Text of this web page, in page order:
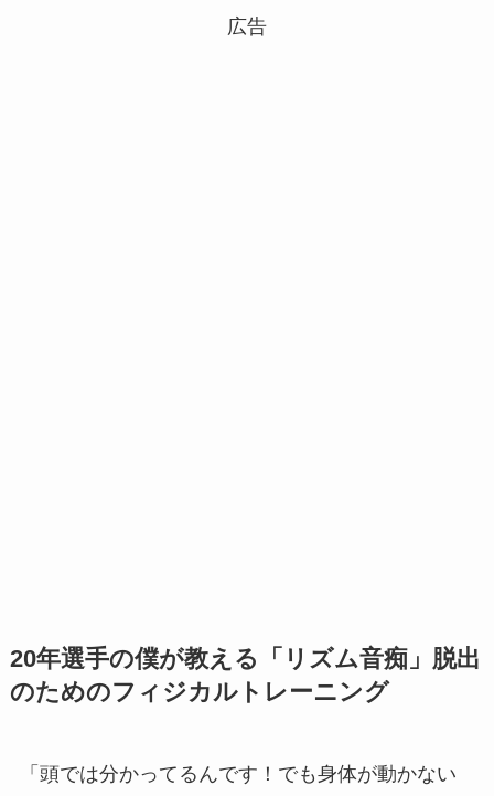
広告
20年選手の僕が教える「リズム音痴」脱出
のためのフィジカルトレーニング
「頭では分かってるんです！でも身体が動かない